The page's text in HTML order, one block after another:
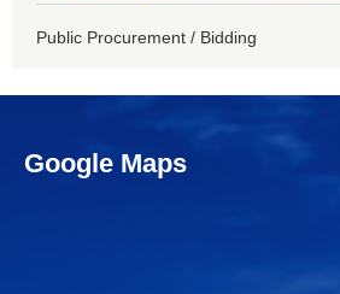
Public Procurement / Bidding
Google Maps